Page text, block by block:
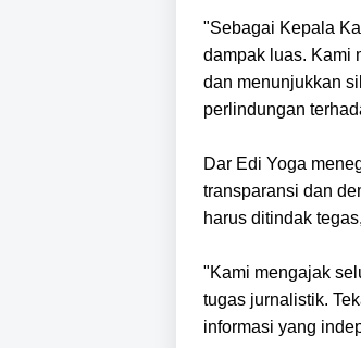
"Sebagai Kepala
dampak luas. Kami
dan menunjukkan
perlindungan
Dar Edi Yoga
transparansi dan
harus ditindak
"Kami mengajak
tugas jurnalistik.
informasi yang